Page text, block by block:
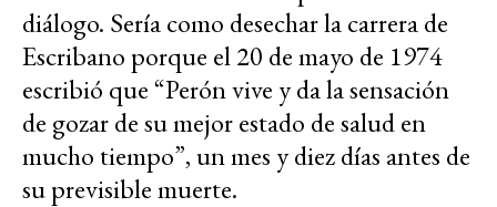
diálogo. Sería como desechar la carrera de
Escribano porque el 20 de mayo de 1974
escribió que “Perón vive y da la sensación
de gozar de su mejor estado de salud en
mucho tiempo”, un mes y diez días antes de
su previsible muerte.